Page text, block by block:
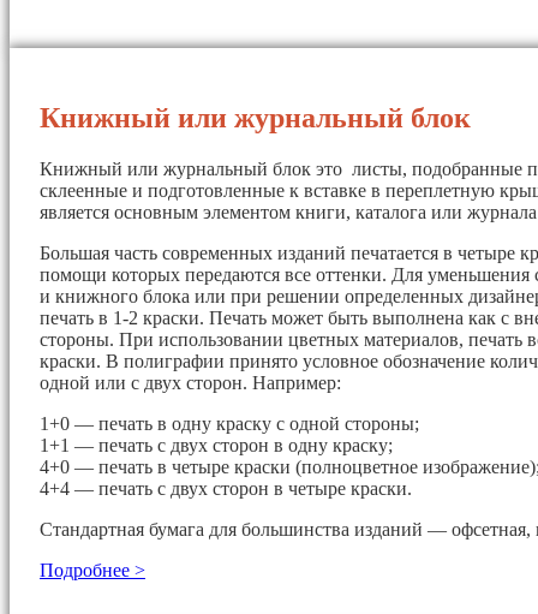
Книжный или журнальный блок
Книжный или журнальный блок это листы, подобранные
склеенные и подготовленные к вставке в переплетную
является основным элементом книги, каталога или
Большая часть современных изданий печатается в четыре
помощи которых передаются все оттенки. Для уменьшения
и книжного блока или при решении определенных
печать в 1-2 краски. Печать может быть выполнена как с
стороны. При использовании цветных материалов, печать
краски. В полиграфии принято условное обозначение
одной или с двух сторон. Например:
1+0 — печать в одну краску с одной стороны;
1+1 — печать с двух сторон в одну краску;
4+0 — печать в четыре краски (полноцветное
4+4 — печать с двух сторон в четыре краски.
Стандартная бумага для большинства изданий — офсетная,
Подробнее >